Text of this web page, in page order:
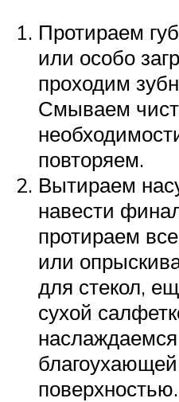
Протираем
или особо
проходим
Смываем
повторяем.
Вытираем
навести
протираем
или
для стекол,
сухой
поверхностью.